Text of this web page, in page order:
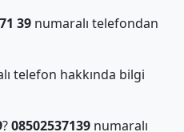
39numaralı telefondan
telefon hakkında bilgi
?08502537139numaralı